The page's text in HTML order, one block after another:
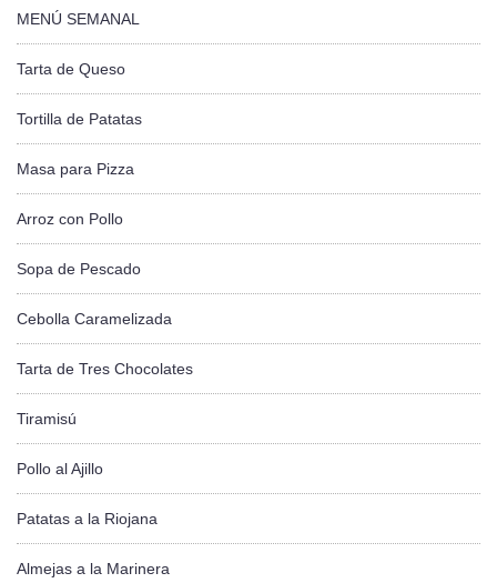
MENÚ SEMANAL
Tarta de Queso
Tortilla de Patatas
Masa para Pizza
Arroz con Pollo
Sopa de Pescado
Cebolla Caramelizada
Tarta de Tres Chocolates
Tiramisú
Pollo al Ajillo
Patatas a la Riojana
Almejas a la Marinera